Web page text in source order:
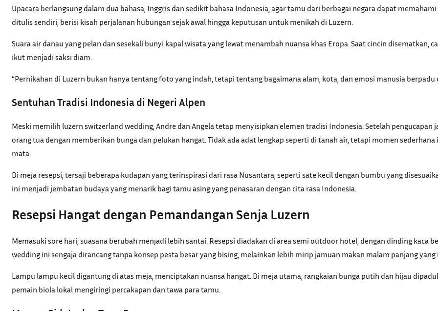
Upacara berlangsung dalam dua bahasa, Inggris dan sedikit bahasa Indonesia, agar tamu dari berbagai negara dapat
ditulis sendiri, berisi kisah perjalanan hubungan sejak awal hingga keputusan untuk menikah di Luzern.
Suara air danau yang pelan dan sesekali bunyi kapal wisata yang lewat menambah nuansa khas Eropa. Saat cincin
ikut menjadi saksi diam.
“Pernikahan di Luzern bukan hanya tentang foto yang indah, tetapi tentang bagaimana alam, kota, dan emosi manusia
Sentuhan Tradisi Indonesia di Negeri Alpen
Meski memilih luzern switzerland wedding, Andre dan Angela tetap menyisipkan elemen tradisi Indonesia. Setelah
orang tua dengan memberikan bunga dan pelukan hangat. Tidak ada adat lengkap seperti di tanah air, tetapi momen
mata.
Di meja resepsi, tersaji beberapa kudapan yang terinspirasi dari rasa Nusantara, seperti sate kecil dengan bumbu yang
ini menjadi jembatan budaya yang menarik bagi tamu asing yang penasaran dengan cita rasa Indonesia.
Resepsi Hangat dengan Pemandangan Senja Luzern
Memasuki sore hari, suasana berubah menjadi lebih santai. Resepsi diadakan di area semi outdoor hotel, dengan dinding kaca
wedding ini sengaja dirancang tanpa konsep pesta besar yang bising, melainkan lebih mirip jamuan makan malam panjang
Lampu lampu kecil digantung di atas meja, menciptakan nuansa hangat. Di meja utama, rangkaian bunga putih dan hijau
pemain biola lokal mengiringi percakapan dan tawa para tamu.